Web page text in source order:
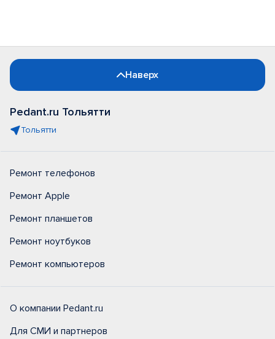
Наверх
Pedant.ru Тольятти
Тольятти
Ремонт телефонов
Ремонт Apple
Ремонт планшетов
Ремонт ноутбуков
Ремонт компьютеров
О компании Pedant.ru
Для СМИ и партнеров